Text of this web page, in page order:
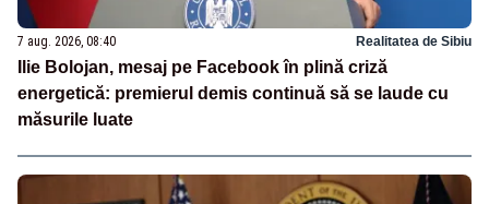
7 aug. 2026, 08:40 Realitatea de Sibiu
Ilie Bolojan, mesaj pe Facebook în plină criză
energetică: premierul demis continuă să se laude cu
măsurile luate